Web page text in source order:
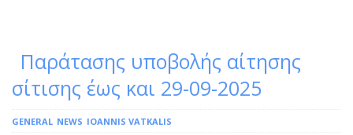
Παράτασης υποβολής αίτησης
σίτισης έως και 29-09-2025
GENERAL NEWS IOANNIS VATKALIS